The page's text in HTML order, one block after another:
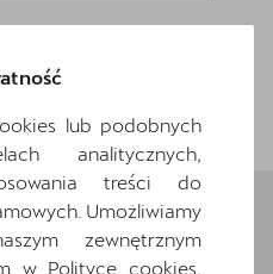
listy
lub podobnych
analitycznych,
treści do
Umożliwiamy
zewnętrznym
w Polityce cookies.